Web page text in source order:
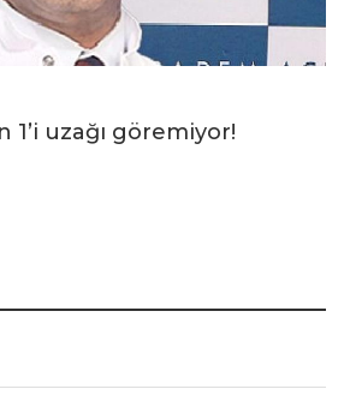
uzağı göremiyor!